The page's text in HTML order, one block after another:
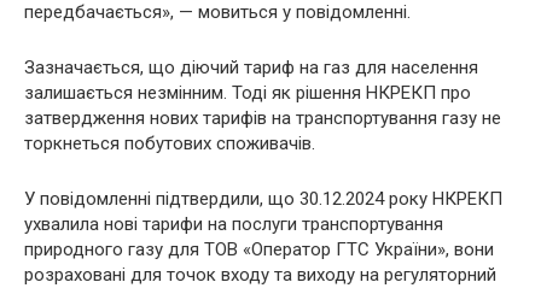
передбачається», — мовиться у повідомленні.
Зазначається, що діючий тариф на газ для населення
залишається незмінним. Тоді як рішення НКРЕКП про
затвердження нових тарифів на транспортування газу не
торкнеться побутових споживачів.
У повідомленні підтвердили, що 30.12.2024 року НКРЕКП
ухвалила нові тарифи на послуги транспортування
природного газу для ТОВ «Оператор ГТС України», вони
розраховані для точок входу та виходу на регуляторний